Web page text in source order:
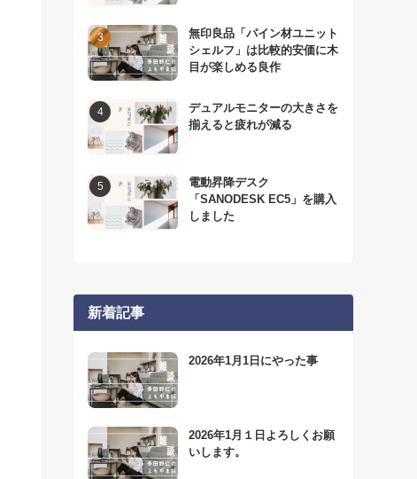
無印良品「パイン材ユニット
シェルフ」は比較的安価に木
目が楽しめる良作
デュアルモニターの大きさを
揃えると疲れが減る
電動昇降デスク
「SANODESK EC5」を購入
しました
新着記事
2026年1月1日にやった事
2026年1月１日よろしくお願
いします。